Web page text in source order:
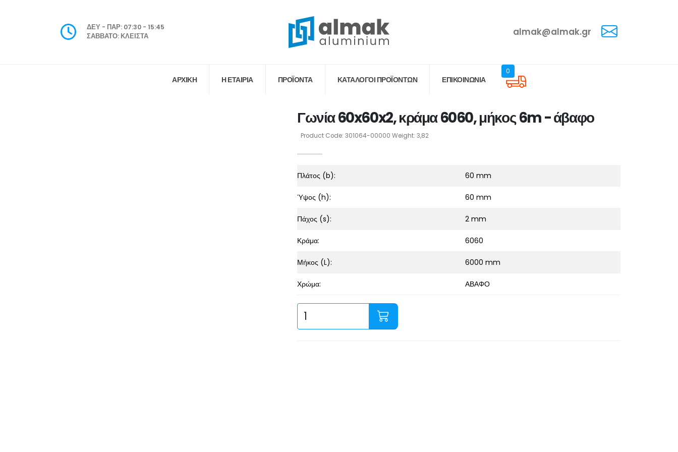
ΔΕΥ - ΠΑΡ: 07:30 - 15:45
ΣΑΒΒΑΤΟ: ΚΛΕΙΣΤΑ
almak@almak.gr
ΑΡΧΙΚΗ Η ΕΤΑΙΡΙΑ ΠΡΟΪΟΝΤΑ ΚΑΤΆΛΟΓΟΙ ΠΡΟΪΌΝΤΩΝ ΕΠΙΚΟΙΝΩΝΙΑ
0
Γωνία 60x60x2, κράμα 6060, μήκος 6m - άβαφο
Product Code: 301064-00000 Weight: 3,82
Πλάτος (b): 60 mm
Ύψος (h): 60 mm
Πάχος (s): 2 mm
Κράμα: 6060
Μήκος (L): 6000 mm
Χρώμα: ΑΒΑΦΟ